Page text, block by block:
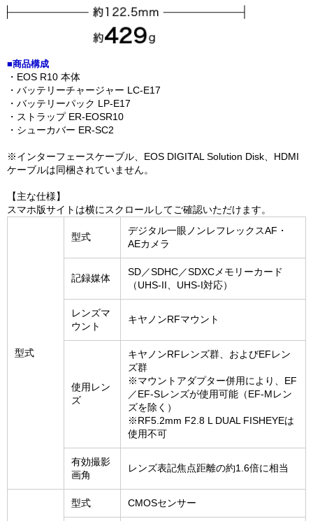
■商品構成
・EOS R10 本体
・バッテリーチャージャー LC-E17
・バッテリーパック LP-E17
・ストラップ ER-EOSR10
・シューカバー ER-SC2
※インターフェースケーブル、EOS DIGITAL Solution Disk、HDMI
ケーブルは同梱されていません。
【主な仕様】
スマホ版サイトは横にスクロールしてご確認いただけます。
型式
型式
デジタル一眼ノンレフレックスAF・
AEカメラ
記録媒体
SD／SDHC／SDXCメモリーカード
（UHS-II、UHS-I対応）
レンズマ
ウント
キヤノンRFマウント
使用レン
ズ
キヤノンRFレンズ群、およびEFレン
ズ群
※マウントアダプター併用により、EF
／EF-Sレンズが使用可能（EF-Mレン
ズを除く）
※RF5.2mm F2.8 L DUAL FISHEYEは
使用不可
有効撮影
画角
レンズ表記焦点距離の約1.6倍に相当
型式 CMOSセンサー